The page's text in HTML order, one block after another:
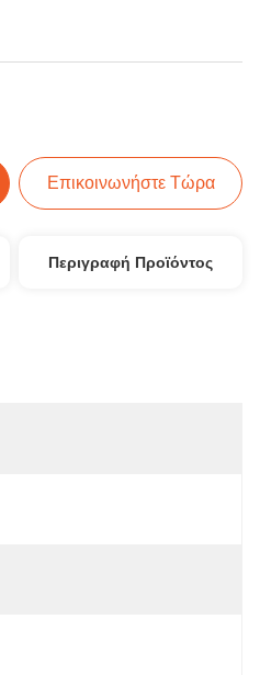
Επικοινωνήστε Τώρα
Περιγραφή Προϊόντος